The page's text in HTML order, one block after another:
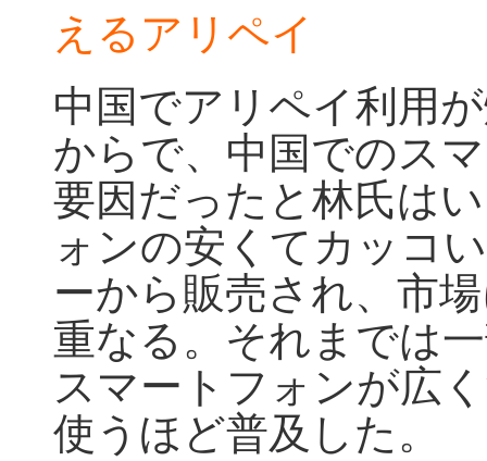
えるアリペイ
中国でアリペイ利用
からで、中国でのス
要因だったと林氏は
ォンの安くてカッコ
ーから販売され、市
重なる。それまでは
スマートフォンが広
使うほど普及した。